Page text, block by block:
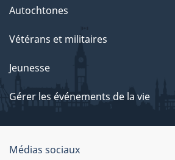
Autochtones
Vétérans et militaires
Jeunesse
Gérer les événements de la vie
Organisation
Médias sociaux